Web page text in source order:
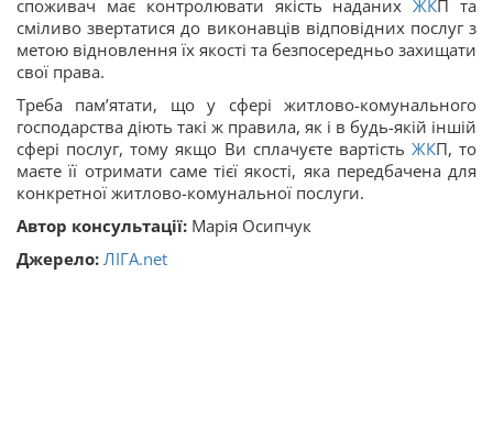
споживач має контролювати якість наданихЖКП та
сміливо звертатися до виконавців відповідних послуг з
метою відновлення їх якості та безпосередньо захищати
свої права.
Треба пам’ятати, що у сфері житлово-комунального
господарства діють такі ж правила, як і в будь-якій іншій
сфері послуг, тому якщо Ви сплачуєте вартість ЖКП, то
маєте її отримати саме тієї якості, яка передбачена для
конкретної житлово-комунальної послуги.
Автор консультації: Марія Осипчук
Джерело: ЛІГА.net